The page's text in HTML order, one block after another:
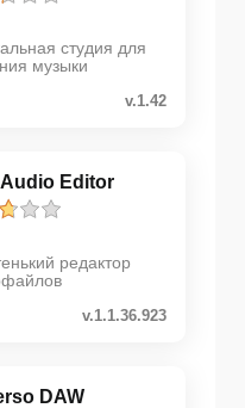
студия для
музыки
v.1.42
Audio Editor
редактор
v.1.1.36.923
DAW